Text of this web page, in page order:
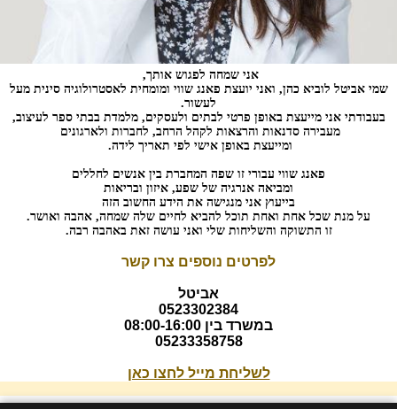
אני שמחה לפגוש אותך,
שמי אביטל לוביא כהן, ואני יועצת פאנג שווי ומומחית לאסטרולוגיה סינית מעל
לעשור.
בעבודתי אני מייעצת באופן פרטי לבתים ולעסקים, מלמדת בבתי ספר לעיצוב,
מעבירה סדנאות והרצאות לקהל הרחב, לחברות ולארגונים
ומייעצת באופן אישי לפי תאריך לידה.
פאנג שווי עבורי זו שפה המחברת בין אנשים לחללים
ומביאה אנרגיה של שפע, איזון ובריאות
בייעוץ אני מנגישה את הידע החשוב הזה
על מנת שכל אחת ואחת תוכל להביא לחיים שלה שמחה, אהבה ואושר.
זו התשוקה והשליחות שלי ואני עושה זאת באהבה רבה.
לפרטים נוספים צרו קשר
אביטל
0523302384
במשרד בין 08:00-16:00
05233358758
לשליחת מייל לחצו כאן